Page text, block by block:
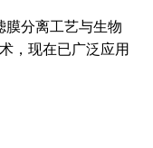
膜分离工艺与生物
，现在已广泛应用